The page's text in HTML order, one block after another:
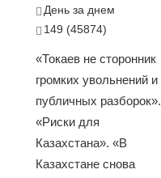
День за днем
149 (45874)
«Токаев не сторонник
громких увольнений и
публичных разборок».
«Риски для
Казахстана». «В
Казахстане снова